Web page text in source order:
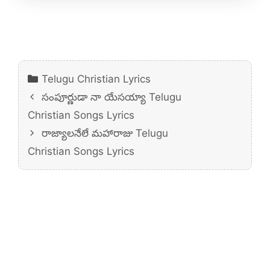
Categories
Telugu Christian Lyrics
సంపూర్ణుడా నా యేసయ్యా Telugu
Christian Songs Lyrics
రాజ్యాలనేలే మహారాజు Telugu
Christian Songs Lyrics